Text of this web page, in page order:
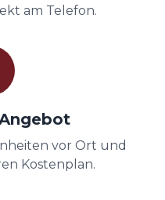
am Telefon.
vor Ort und
Kostenplan.